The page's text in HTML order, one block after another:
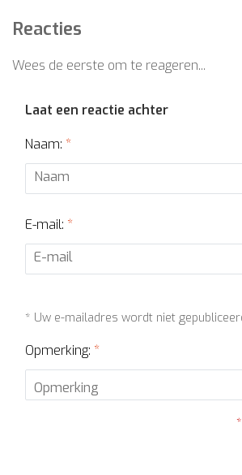
Reacties
Wees de eerste om te reageren...
Laat een reactie achter
Naam: *
E-mail: *
* Uw e-mailadres wordt niet
Opmerking: *